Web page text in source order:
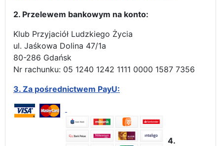
2. Przelewem bankowym na konto:
Klub Przyjaciół Ludzkiego Życia
ul. Jaśkowa Dolina 47/1a
80-286 Gdańsk
Nr rachunku: 05 1240 1242 1111 0000 1587 7356
3. Za pośrednictwem PayU:
4.